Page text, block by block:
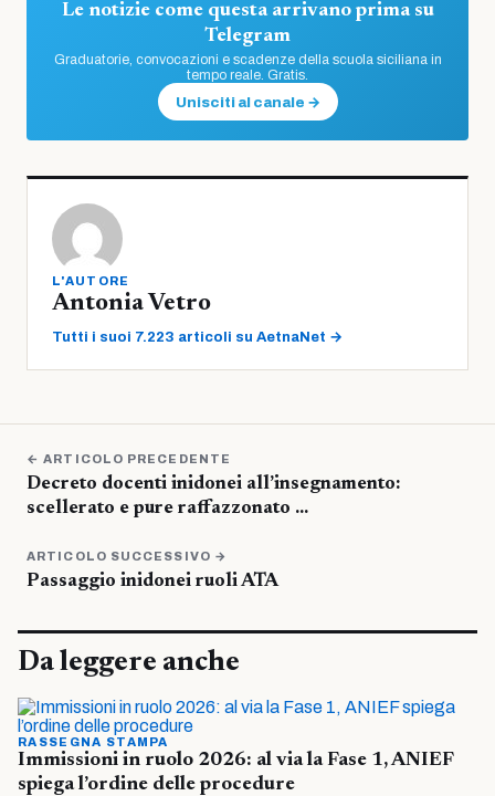
Le notizie come questa arrivano prima su
Telegram
Graduatorie, convocazioni e scadenze della scuola siciliana in
tempo reale. Gratis.
Unisciti al canale →
L'AUTORE
Antonia Vetro
Tutti i suoi 7.223 articoli su AetnaNet →
← ARTICOLO PRECEDENTE
Decreto docenti inidonei all’insegnamento:
scellerato e pure raffazzonato …
ARTICOLO SUCCESSIVO →
Passaggio inidonei ruoli ATA
Da leggere anche
RASSEGNA STAMPA
Immissioni in ruolo 2026: al via la Fase 1, ANIEF
spiega l’ordine delle procedure